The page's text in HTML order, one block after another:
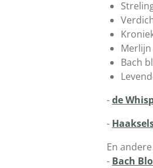
Bach
-de
-
En
- Bach